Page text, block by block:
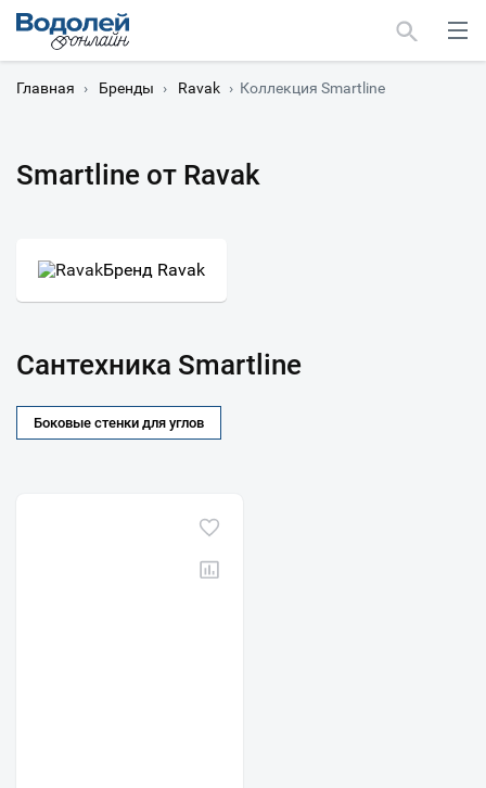
Главная › Бренды › Ravak › Коллекция Smartline
Smartline от Ravak
Бренд Ravak
Сантехника Smartline
Боковые стенки для углов